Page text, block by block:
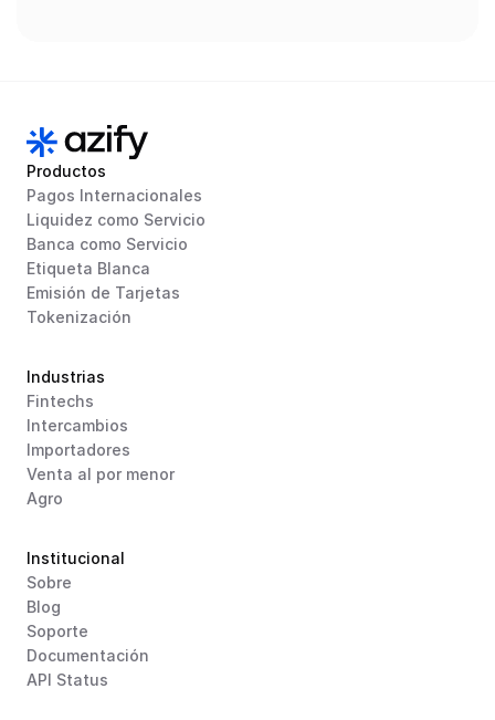
Productos
Pagos Internacionales
Liquidez como Servicio
Banca como Servicio
Etiqueta Blanca
Emisión de Tarjetas
Tokenización
Industrias
Fintechs
Intercambios
Importadores
Venta al por menor
Agro
Institucional
Sobre
Blog
Soporte
Documentación
API Status